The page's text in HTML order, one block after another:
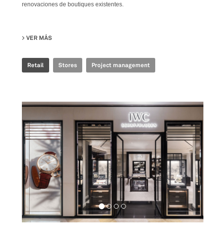
renovaciones de boutiques existentes.
VER MÁS
Retail Stores Project management